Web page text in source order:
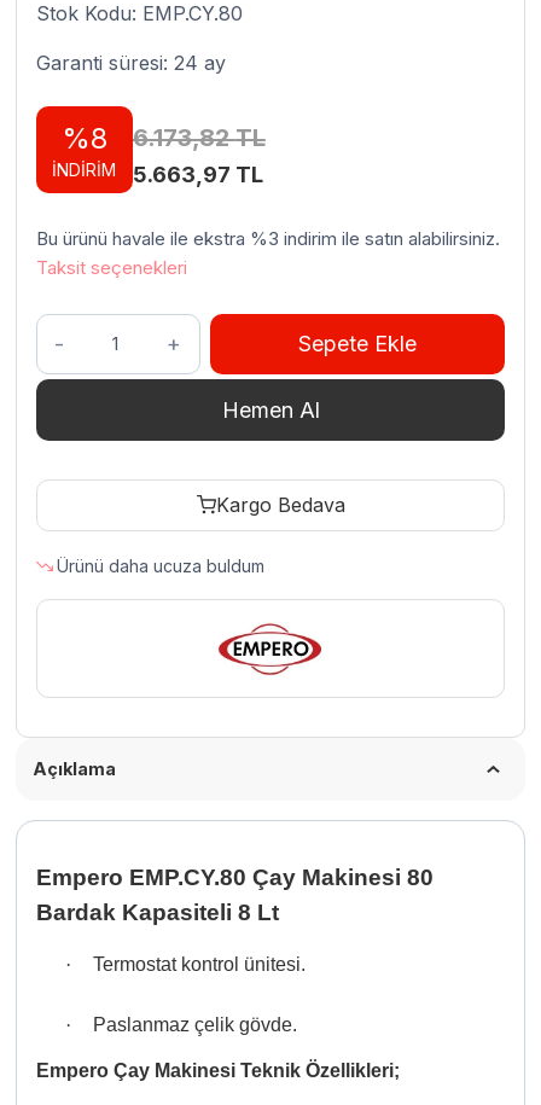
Stok Kodu: EMP.CY.80
Garanti süresi: 24 ay
%8
İNDİRİM
6.173,82TL
Orijinal
6.173,82 TL.
5.663,97 TLŞu
fiyat:
Bu ürünü havale ile ekstra %3 indirim ile satın alabilirsiniz.
Taksit seçenekleri
Empero
EMP.CY.80
Çay
Bardak
Lt
adet
Sepete Ekle
Hemen Al
Kargo Bedava
Ürünü daha ucuza buldum
Açıklama
Empero EMP.CY.80 Çay Makinesi 80
Bardak Kapasiteli 8 Lt
· Termostat kontrol ünitesi.
· Paslanmaz çelik gövde.
Empero Çay Makinesi Teknik Özellikleri;